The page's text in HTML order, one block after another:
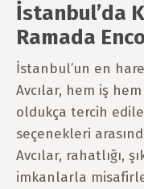
İstanbul’da
Ramada
İstanbul’un en
Avcılar, hem iş
oldukça tercih
seçenekleri
Avcılar, rahatlığı,
imkanlarla